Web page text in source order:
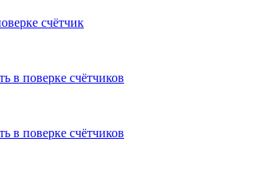
счётчик
в поверке счётчиков
в поверке счётчиков